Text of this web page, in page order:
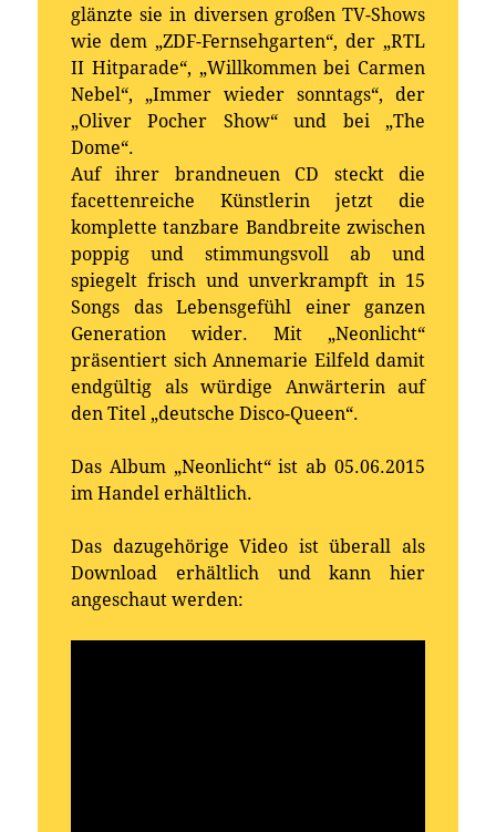
glänzte sie in diversen großen TV-Shows
wie dem „ZDF-Fernsehgarten“, der „RTL
II Hitparade“, „Willkommen bei Carmen
Nebel“, „Immer wieder sonntags“, der
„Oliver Pocher Show“ und bei „The
Dome“.
Auf ihrer brandneuen CD steckt die
facettenreiche Künstlerin jetzt die
komplette tanzbare Bandbreite zwischen
poppig und stimmungsvoll ab und
spiegelt frisch und unverkrampft in 15
Songs das Lebensgefühl einer ganzen
Generation wider. Mit „Neonlicht“
präsentiert sich Annemarie Eilfeld damit
endgültig als würdige Anwärterin auf
den Titel „deutsche Disco-Queen“.
Das Album „Neonlicht“ ist ab 05.06.2015
im Handel erhältlich.
Das dazugehörige Video ist überall als
Download erhältlich und kann hier
angeschaut werden: